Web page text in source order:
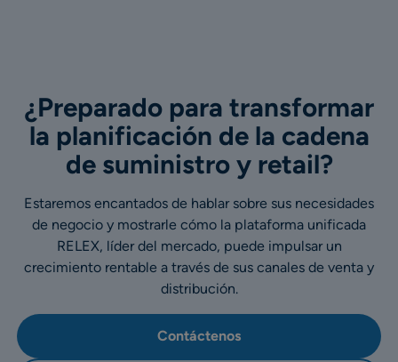
¿Preparado para transformar
la planificación de la cadena
de suministro y retail?
Estaremos encantados de hablar sobre sus necesidades
de negocio y mostrarle cómo la plataforma unificada
RELEX, líder del mercado, puede impulsar un
crecimiento rentable a través de sus canales de venta y
distribución.
Contáctenos